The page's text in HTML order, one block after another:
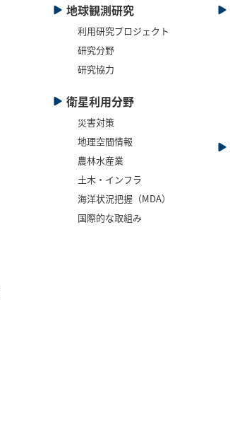
地球観測研究
利用研究プロジェクト
研究分野
研究協力
衛星利用分野
災害対策
地理空間情報
農林水産業
土木・インフラ
海洋状況把握（MDA）
国際的な取組み